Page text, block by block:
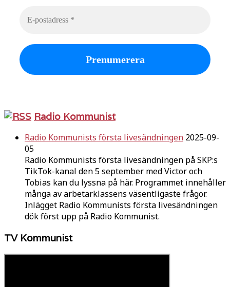
Radio Kommunist
Radio Kommunists första livesändningen 2025-09-
05
Radio Kommunists första livesändningen på SKP:s
TikTok-kanal den 5 september med Victor och
Tobias kan du lyssna på här. Programmet innehåller
många av arbetarklassens väsentligaste frågor.
Inlägget Radio Kommunists första livesändningen
dök först upp på Radio Kommunist.
TV Kommunist